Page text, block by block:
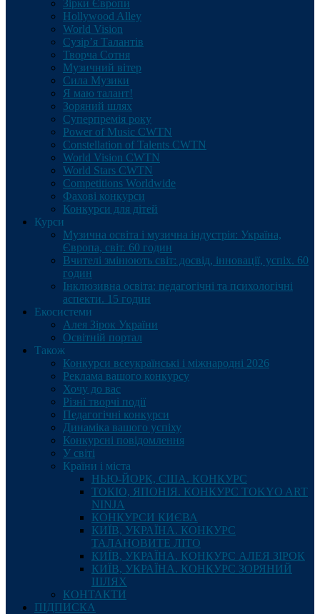
Зірки Європи
Hollywood Alley
World Vision
Сузір’я Талантів
Творча Сотня
Музичний вітер
Сила Музики
Я маю талант!
Зоряний шлях
Суперпремія року
Power of Music CWTN
Constellation of Talents CWTN
World Vision CWTN
World Stars CWTN
Competitions Worldwide
Фахові конкурси
Конкурси для дітей
Курси
Музична освіта і музична індустрія: Україна,
Європа, світ. 60 годин
Вчителі змінюють світ: досвід, інновації, успіх. 60
годин
Інклюзивна освіта: педагогічні та психологічні
аспекти. 15 годин
Екосистеми
Алея Зірок України
Освітній портал
Також
Конкурси всеукраїнські і міжнародні 2026
Реклама вашого конкурсу
Хочу до вас
Різні творчі події
Педагогічні конкурси
Динаміка вашого успіху
Конкурсні повідомлення
У світі
Країни і міста
НЬЮ-ЙОРК, США. КОНКУРС
ТОКІО, ЯПОНІЯ. КОНКУРС TOKYO ART
NINJA
КОНКУРСИ КИЄВА
КИЇВ, УКРАЇНА. КОНКУРС
ТАЛАНОВИТЕ ЛІТО
КИЇВ, УКРАЇНА. КОНКУРС АЛЕЯ ЗІРОК
КИЇВ, УКРАЇНА. КОНКУРС ЗОРЯНИЙ
ШЛЯХ
КОНТАКТИ
ПІДПИСКА